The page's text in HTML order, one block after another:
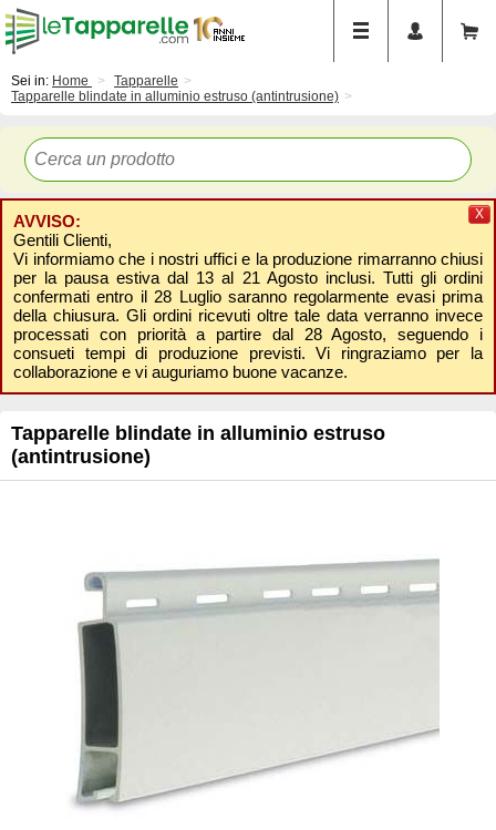
Sei in: Home
Tapparelle
Tapparelle blindate in alluminio estruso (antintrusione)
AVVISO:
Gentili Clienti,
Vi informiamo che i nostri uffici e la produzione rimarranno chiusi
per la pausa estiva dal 13 al 21 Agosto inclusi. Tutti gli ordini
confermati entro il 28 Luglio saranno regolarmente evasi prima
della chiusura. Gli ordini ricevuti oltre tale data verranno invece
processati con priorità a partire dal 28 Agosto, seguendo i
consueti tempi di produzione previsti. Vi ringraziamo per la
collaborazione e vi auguriamo buone vacanze.
X
Tapparelle blindate in alluminio estruso
(antintrusione)